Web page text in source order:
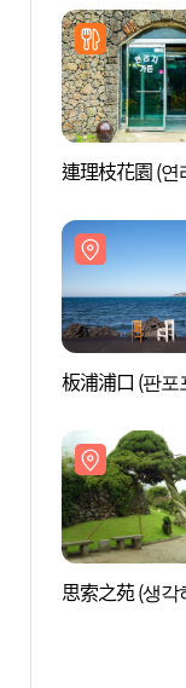
連理枝花園 (연
板浦浦口 (판포
思索之苑 (생각